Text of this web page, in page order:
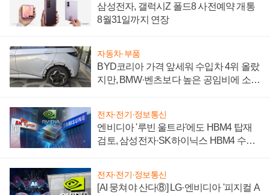
삼성전자, 갤럭시Z 폴드8 사전예약 개통
8월31일까지 연장
자동차·부품
BYD코리아 가격 앞세워 수입차 4위 올랐
지만, BMW·벤츠보다 높은 공임비에 소비
전자·전기·정보통신
엔비디아 '루빈 울트라'에도 HBM4 탑재
검토, 삼성전자·SK하이닉스 HBM4 수율
전자·전기·정보통신
[AI 뭉쳐야 산다⑧] LG·엔비디아 '피지컬 A